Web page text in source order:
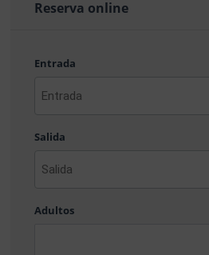
Reserva online
Entrada
AAAA
MM
DD
Salida
AAAA
MM
Adultos